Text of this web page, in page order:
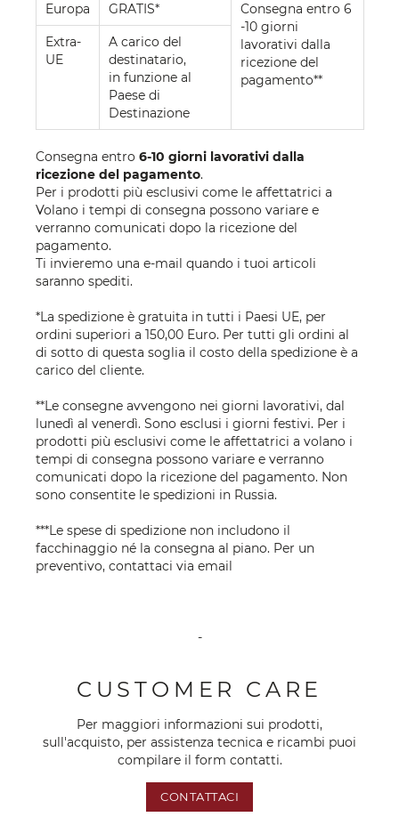
Europa GRATIS*
Consegna entro 6
-10 giorni
lavorativi dalla
ricezione del
pagamento**
Extra-
UE
A carico del
destinatario,
in funzione al
Paese di
Destinazione
Consegna entro 6-10 giorni lavorativi dalla
ricezione del pagamento.
Per i prodotti più esclusivi come le affettatrici a
Volano i tempi di consegna possono variare e
verranno comunicati dopo la ricezione del
pagamento.
Ti invieremo una e-mail quando i tuoi articoli
saranno spediti.
*La spedizione è gratuita in tutti i Paesi UE, per
ordini superiori a 150,00 Euro. Per tutti gli ordini al
di sotto di questa soglia il costo della spedizione è a
carico del cliente.
**Le consegne avvengono nei giorni lavorativi, dal
lunedì al venerdì. Sono esclusi i giorni festivi. Per i
prodotti più esclusivi come le affettatrici a volano i
tempi di consegna possono variare e verranno
comunicati dopo la ricezione del pagamento. Non
sono consentite le spedizioni in Russia.
***Le spese di spedizione non includono il
facchinaggio né la consegna al piano. Per un
preventivo, contattaci via email
-
CUSTOMER CARE
Per maggiori informazioni sui prodotti,
sull'acquisto, per assistenza tecnica e ricambi puoi
compilare il form contatti.
CONTATTACI